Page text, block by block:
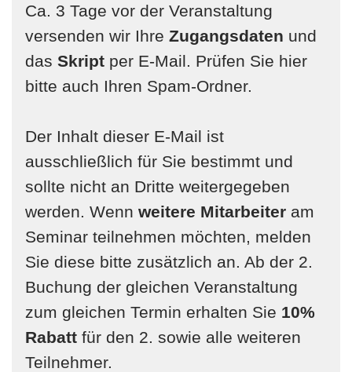
Ca. 3 Tage vor der Veranstaltung
versenden wir Ihre Zugangsdaten und
das Skript per E-Mail. Prüfen Sie hier
bitte auch Ihren Spam-Ordner.
Der Inhalt dieser E-Mail ist
ausschließlich für Sie bestimmt und
sollte nicht an Dritte weitergegeben
werden. Wenn weitere Mitarbeiter am
Seminar teilnehmen möchten, melden
Sie diese bitte zusätzlich an. Ab der 2.
Buchung der gleichen Veranstaltung
zum gleichen Termin erhalten Sie 10%
Rabatt für den 2. sowie alle weiteren
Teilnehmer.